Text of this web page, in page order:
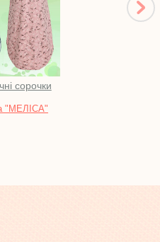
сорочки
"МЕЛІСА"